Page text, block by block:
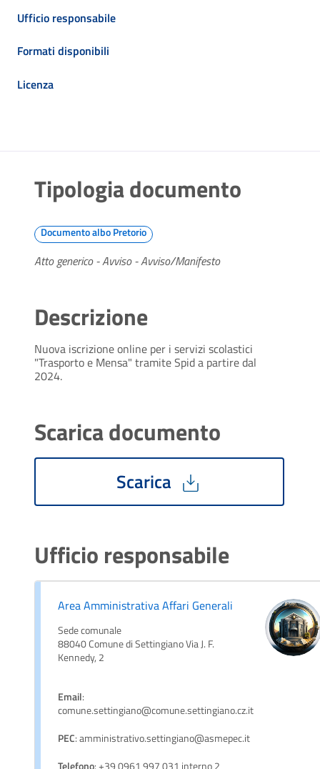
Ufficio responsabile
Formati disponibili
Licenza
Tipologia documento
Documento albo Pretorio
Atto generico - Avviso - Avviso/Manifesto
Descrizione
Nuova iscrizione online per i servizi scolastici
"Trasporto e Mensa" tramite Spid a partire dal
2024.
Scarica documento
Scarica
Ufficio responsabile
Area Amministrativa Affari Generali
Sede comunale
88040 Comune di Settingiano Via J. F.
Kennedy, 2
Email:
comune.settingiano@comune.settingiano.cz.it
PEC: amministrativo.settingiano@asmepec.it
Telefono: +39 0961 997 031 interno 2